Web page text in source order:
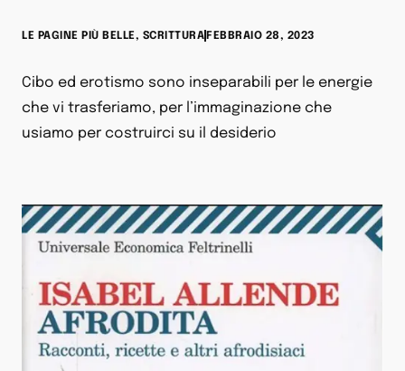
LE PAGINE PIÙ BELLE, SCRITTURA FEBBRAIO 28, 2023
Cibo ed erotismo sono inseparabili per le energie
che vi trasferiamo, per l’immaginazione che
usiamo per costruirci su il desiderio